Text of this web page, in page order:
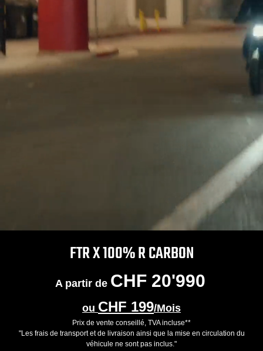
FTR X 100% R CARBON
A partir de CHF 20'990
ou CHF 199/Mois
Prix de vente conseillé, TVA incluse**
"Les frais de transport et de livraison ainsi que la mise en circulation du
véhicule ne sont pas inclus."